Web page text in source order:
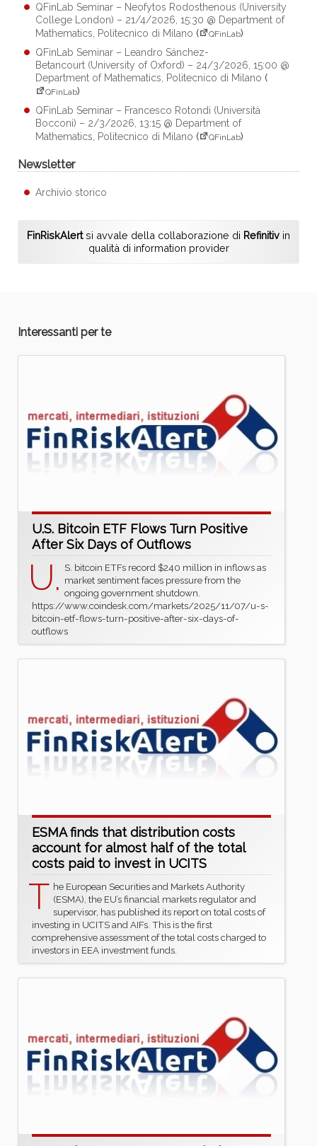
QFinLab Seminar – Neofytos Rodosthenous (University
College London) – 21/4/2026, 15:30 @ Department of
Mathematics, Politecnico di Milano ( QFinLab)
QFinLab Seminar – Leandro Sánchez-
Betancourt (University of Oxford) – 24/3/2026, 15:00 @
Department of Mathematics, Politecnico di Milano (
QFinLab)
QFinLab Seminar – Francesco Rotondi (Università
Bocconi) – 2/3/2026, 13:15 @ Department of
Mathematics, Politecnico di Milano ( QFinLab)
Newsletter
Archivio storico
FinRiskAlertsi avvale della collaborazione di Refinitiv in
qualità di information provider
Interessanti per te
U.S. Bitcoin ETF Flows Turn Positive
After Six Days of Outflows
U. S. bitcoin ETFs record $240 million in inflows as
market sentiment faces pressure from the
ongoing government shutdown.
https://www.coindesk.com/markets/2025/11/07/u-s-
bitcoin-etf-flows-turn-positive-after-six-days-of-
outflows
ESMA finds that distribution costs
account for almost half of the total
costs paid to invest in UCITS
T he European Securities and Markets Authority
(ESMA), the EU’s financial markets regulator and
supervisor, has published its report on total costs of
investing in UCITS and AIFs. This is the first
comprehensive assessment of the total costs charged to
investors in EEA investment funds.